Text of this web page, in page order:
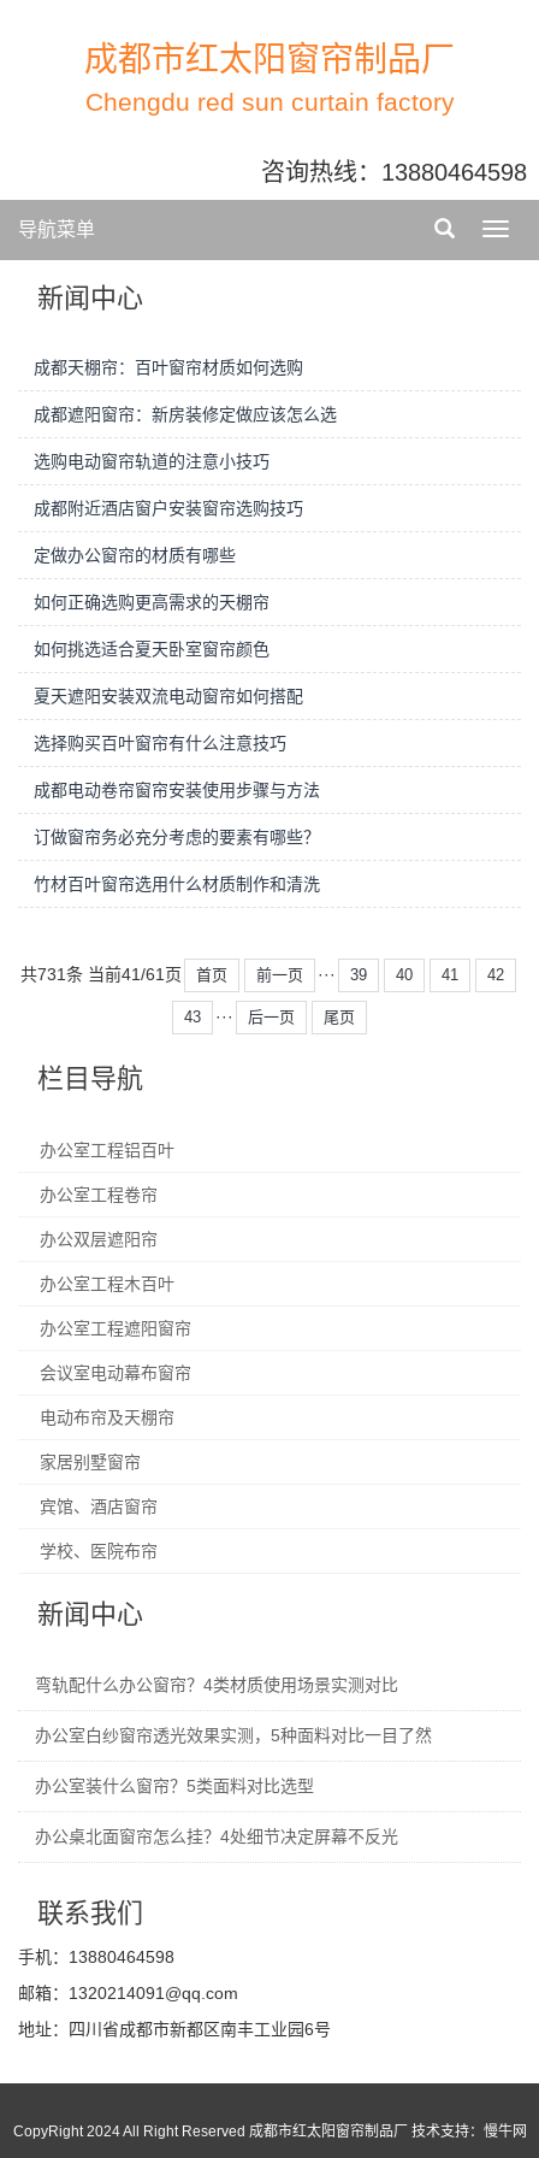
成都市红太阳窗帘制品厂
Chengdu red sun curtain factory
咨询热线： 13880464598
导航菜单
新闻中心
成都天棚帘：百叶窗帘材质如何选购
成都遮阳窗帘：新房装修定做应该怎么选
选购电动窗帘轨道的注意小技巧
成都附近酒店窗户安装窗帘选购技巧
定做办公窗帘的材质有哪些
如何正确选购更高需求的天棚帘
如何挑选适合夏天卧室窗帘颜色
夏天遮阳安装双流电动窗帘如何搭配
选择购买百叶窗帘有什么注意技巧
成都电动卷帘窗帘安装使用步骤与方法
订做窗帘务必充分考虑的要素有哪些？
竹材百叶窗帘选用什么材质制作和清洗
共731条 当前41/61页 首页 前一页 ··· 39 40 41 42
43 ··· 后一页 尾页
栏目导航
办公室工程铝百叶
办公室工程卷帘
办公双层遮阳帘
办公室工程木百叶
办公室工程遮阳窗帘
会议室电动幕布窗帘
电动布帘及天棚帘
家居别墅窗帘
宾馆、酒店窗帘
学校、医院布帘
新闻中心
弯轨配什么办公窗帘？4类材质使用场景实测对比
办公室白纱窗帘透光效果实测，5种面料对比一目了然
办公室装什么窗帘？5类面料对比选型
办公桌北面窗帘怎么挂？4处细节决定屏幕不反光
联系我们
手机：13880464598
邮箱：1320214091@qq.com
地址：四川省成都市新都区南丰工业园6号
CopyRight 2024 All Right Reserved 成都市红太阳窗帘制品厂 技术支持： 慢牛网